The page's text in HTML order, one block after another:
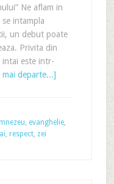
Ne aflam in
intampla
un debut poate
Privita din
intai este intr-
departe...]
, evanghelie,
, respect, zei